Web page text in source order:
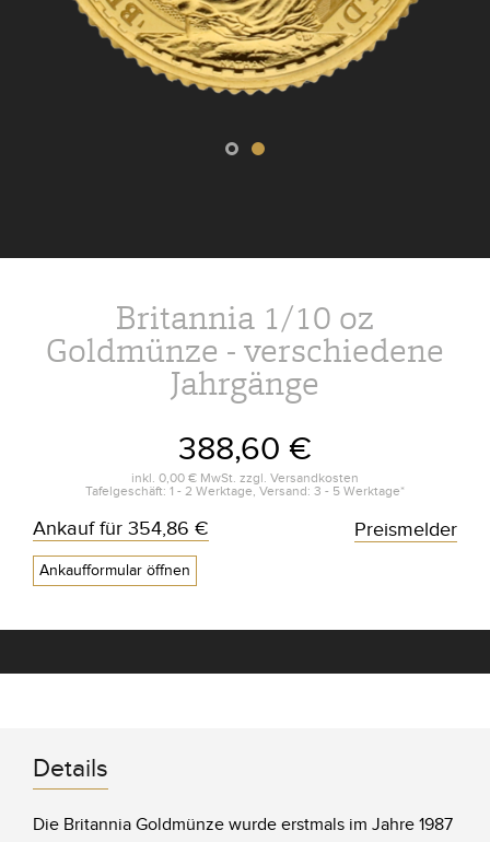
Britannia 1/10 oz
Goldmünze - verschiedene
Jahrgänge
388,60 €
inkl. 0,00 € MwSt. zzgl. Versandkosten
Tafelgeschäft: 1 - 2 Werktage, Versand: 3 - 5 Werktage*
Ankauf für 354,86 €
Ankaufformular öffnen
Preismelder
Details
Die Britannia Goldmünze wurde erstmals im Jahre 1987